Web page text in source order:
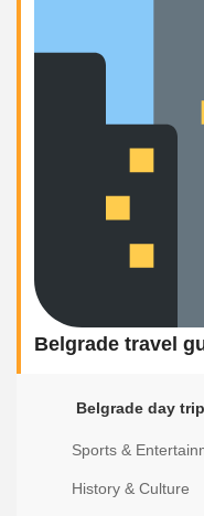
Belgrade travel
Belgrade day
Sports &
History & Culture